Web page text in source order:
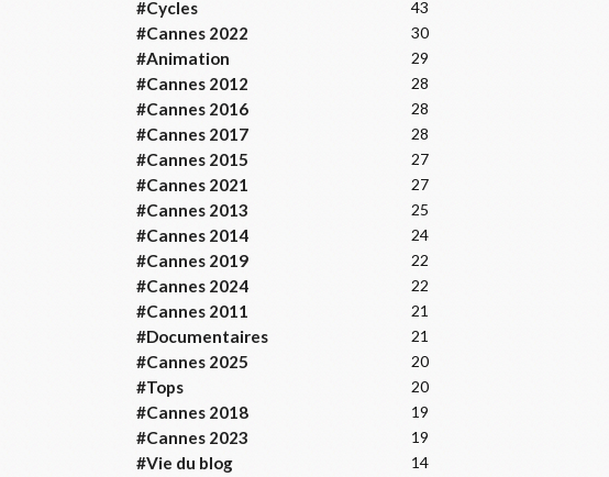
#Cycles 43
#Cannes 2022 30
#Animation 29
#Cannes 2012 28
#Cannes 2016 28
#Cannes 2017 28
#Cannes 2015 27
#Cannes 2021 27
#Cannes 2013 25
#Cannes 2014 24
#Cannes 2019 22
#Cannes 2024 22
#Cannes 2011 21
#Documentaires 21
#Cannes 2025 20
#Tops 20
#Cannes 2018 19
#Cannes 2023 19
#Vie du blog 14